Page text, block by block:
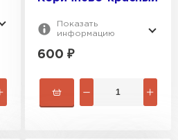
Показать
информацию
600 ₽